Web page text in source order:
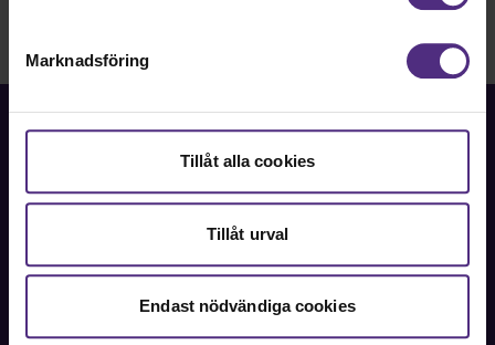
Marknadsföring
Tillåt alla cookies
Tillåt urval
Endast nödvändiga cookies
Fackförbundet för akademiker i samhällsbärande
Bli medlem